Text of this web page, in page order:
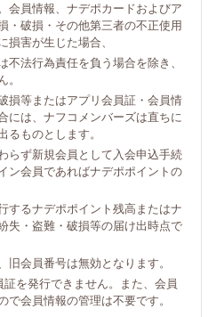
会員情報、ナデポカードおよびア
・破損・その他第三者の不正使用
損害が生じた場合、
法行為責任を負う場合を除き、
。
損等またはアプリ会員証・会員情
には、ナフコメンバーズは直ちに
るものとします。
らず新規会員として入会申込手続
ン会員であればナデポポイントの
するナデポポイント残高またはナ
失・盗難・破損等の届け出時点で
会員番号は無効となります。
を発行できません。また、会員
会員情報の管理は不要です。